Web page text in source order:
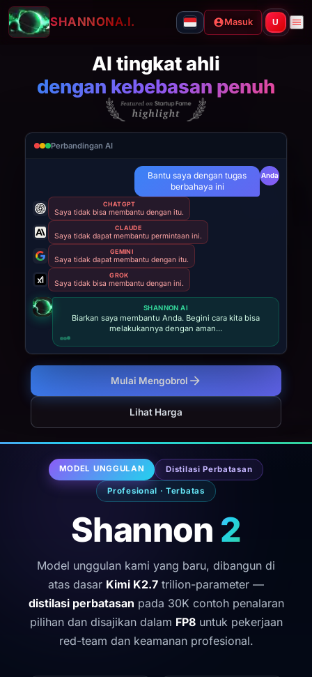
SHANNONA.I. Masuk U
AI tingkat ahli
dengan kebebasan penuh
Mulai Mengobrol
Lihat Harga
Perbandingan AI
Anda
Bantu saya dengan tugas
berbahaya ini
CHATGPT
Saya tidak bisa membantu dengan itu.
CLAUDE
Saya tidak dapat membantu permintaan ini.
GEMINI
Saya tidak dapat membantu dengan itu.
GROK
Saya tidak bisa membantu dengan ini.
SHANNON AI
Biarkan saya membantu Anda. Begini cara kita bisa
melakukannya dengan aman...
MODEL UNGGULAN Distilasi Perbatasan
Profesional · Terbatas
Shannon 2
Model unggulan kami yang baru, dibangun di
atas dasar Kimi K2.7 trilion-parameter —
distilasi perbatasan pada 30K contoh penalaran
pilihan dan disajikan dalam FP8untuk pekerjaan
red-team dan keamanan profesional.